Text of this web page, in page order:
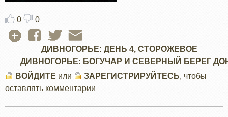
0 0
ДИВНОГОРЬЕ: ДЕНЬ 4, СТОРОЖЕВОЕ
ДИВНОГОРЬЕ: БОГУЧАР И СЕВЕРНЫЙ БЕРЕГ
ВОЙДИТЕ или ЗАРЕГИСТРИРУЙТЕСЬ, чтобы
оставлять комментарии